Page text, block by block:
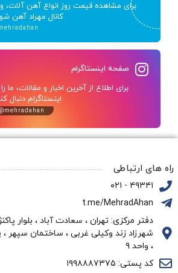
برای مشاهده قیمت روز انواع آهن آلات،
کانال مهراد آهن
صفحه اینستاگرام
برای اطلاع از آخرین اخبار و مقالات، ما
اینستاگرام دنبال
راه های ارتباطی
۴۹۳۴۱ - ۰۲۱
t.me/MehradAhan
دفتر مرکزی: تهران ، سعادت آباد ، بلوار
، واحد ۹
کد پستی: ۱۹۹۸۸۸۷۳۷۵